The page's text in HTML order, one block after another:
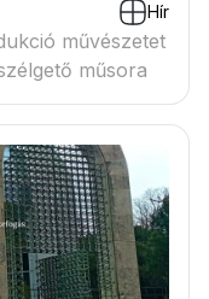
Hír
művészetet
műsora